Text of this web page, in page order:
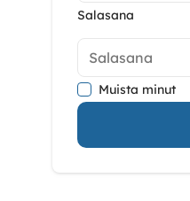
Salasana
Salasana
Muista minut